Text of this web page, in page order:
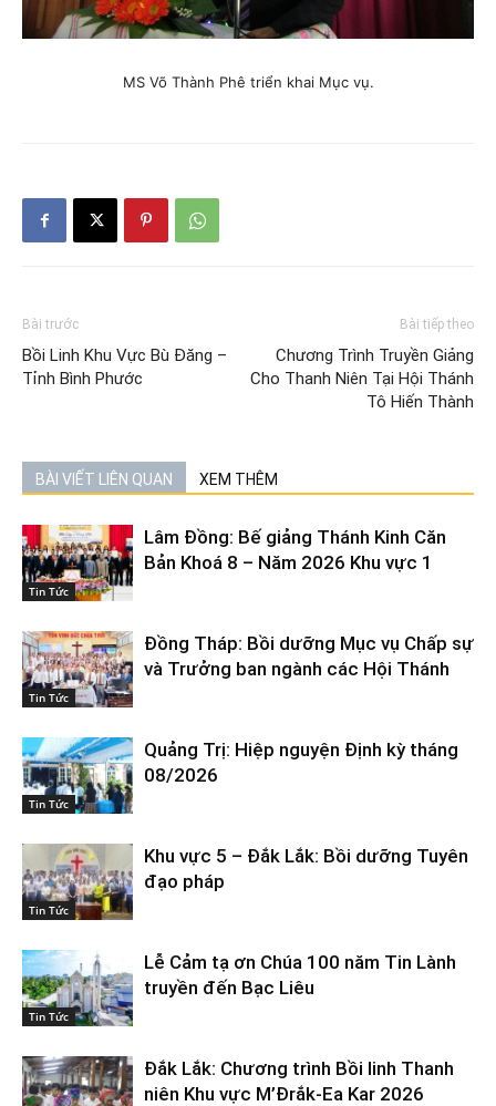
MS Võ Thành Phê triển khai Mục vụ.
Bài trước
Bồi Linh Khu Vực Bù Đăng –
Tỉnh Bình Phước
Bài tiếp theo
Chương Trình Truyền Giảng
Cho Thanh Niên Tại Hội Thánh
Tô Hiến Thành
BÀI VIẾT LIÊN QUAN XEM THÊM
Tin Tức
Lâm Đồng: Bế giảng Thánh Kinh Căn
Bản Khoá 8 – Năm 2026 Khu vực 1
Tin Tức
Đồng Tháp: Bồi dưỡng Mục vụ Chấp sự
và Trưởng ban ngành các Hội Thánh
Tin Tức
Quảng Trị: Hiệp nguyện Định kỳ tháng
08/2026
Tin Tức
Khu vực 5 – Đắk Lắk: Bồi dưỡng Tuyên
đạo pháp
Tin Tức
Lễ Cảm tạ ơn Chúa 100 năm Tin Lành
truyền đến Bạc Liêu
Đắk Lắk: Chương trình Bồi linh Thanh
niên Khu vực M’Đrắk-Ea Kar 2026